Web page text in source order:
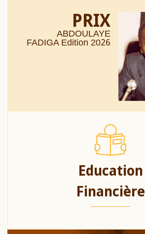
PRIX
ABDOULAYE
FADIGA Edition 2026
Education
Financière